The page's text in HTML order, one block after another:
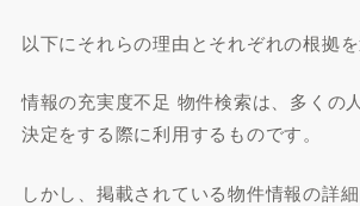
以下にそれらの理由とそれぞれの根拠を
情報の充実度不足 物件検索は、多くの
決定をする際に利用するものです。
しかし、掲載されている物件情報の詳